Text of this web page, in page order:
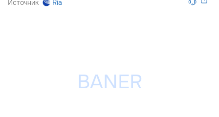
Источник Ria